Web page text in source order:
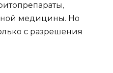
медицины. Но
с разрешения